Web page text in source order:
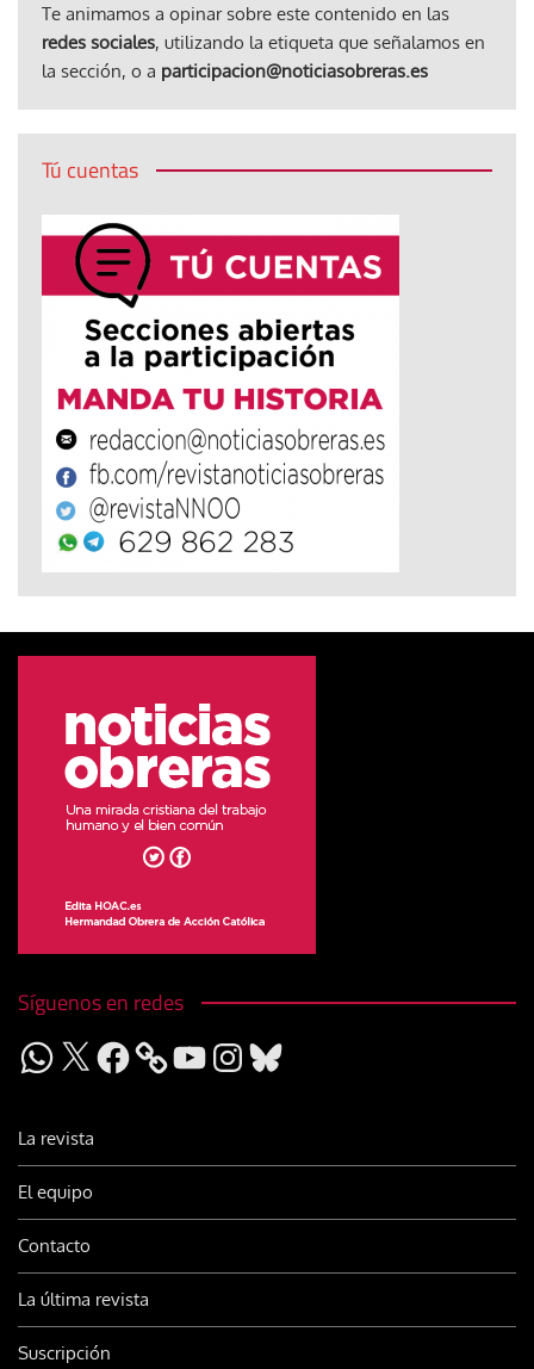
Te animamos a opinar sobre este contenido en las
redes sociales, utilizando la etiqueta que señalamos en
la sección, o a participacion@noticiasobreras.es
Tú cuentas
Síguenos en redes
WhatsApp
X Facebook YouTubeInstagram
Bluesky
La revista
El equipo
Contacto
La última revista
Suscripción